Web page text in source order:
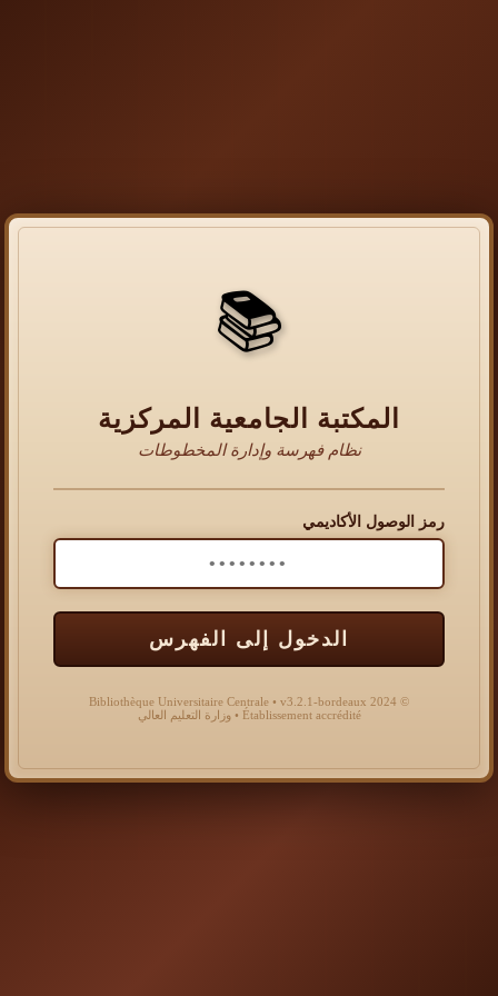
📚
المكتبة الجامعية المركزية
نظام فهرسة وإدارة المخطوطات
رمز الوصول الأكاديمي
الدخول إلى الفهرس
© 2024 Bibliothèque Universitaire Centrale • v3.2.1-bordeaux
Établissement accrédité • وزارة التعليم العالي